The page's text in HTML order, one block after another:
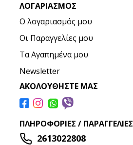
ΛΟΓΑΡΙΑΣΜΌΣ
Ο λογαριασμός μου
Οι Παραγγελίες μου
Τα Αγαπημένα μου
Newsletter
ΑΚΟΛΟΥΘΉΣΤΕ ΜΑΣ
ΠΛΗΡΟΦΟΡΊΕΣ / ΠΑΡΑΓΓΕΛΊΕΣ
2613022808